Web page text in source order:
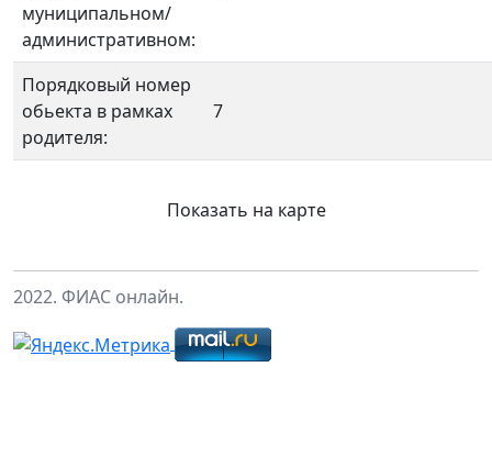
муниципальном/
административном:
Порядковый номер
обьекта в рамках
родителя:
7
Показать на карте
2022. ФИАС онлайн.